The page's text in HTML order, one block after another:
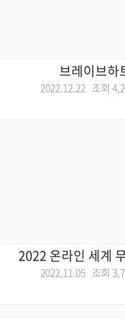
브레이브하
2022.12.22 조회
2022 온라인 세계
2022.11.05 조회